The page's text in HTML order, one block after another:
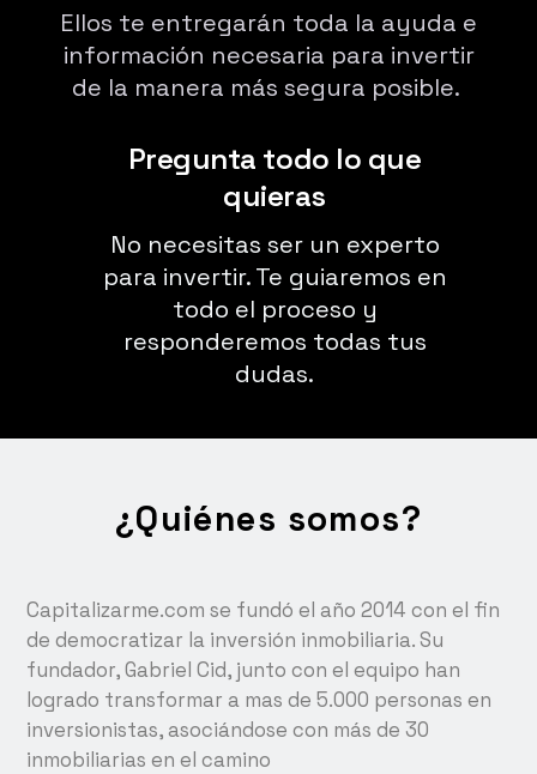
Ellos te entregarán toda la ayuda e
información necesaria para invertir
de la manera más segura posible.
Pregunta todo lo que
quieras
No necesitas ser un experto
para invertir. Te guiaremos en
todo el proceso y
responderemos todas tus
dudas.
¿Quiénes somos?
Capitalizarme.com se fundó el año 2014 con el fin
de democratizar la inversión inmobiliaria. Su
fundador, Gabriel Cid, junto con el equipo han
logrado transformar a mas de 5.000 personas en
inversionistas, asociándose con más de 30
inmobiliarias en el camino